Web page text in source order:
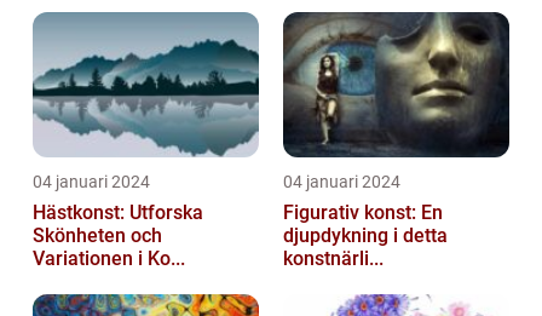
04 januari 2024
Hästkonst: Utforska
Skönheten och
Variationen i Ko...
04 januari 2024
Figurativ konst: En
djupdykning i detta
konstnärli...